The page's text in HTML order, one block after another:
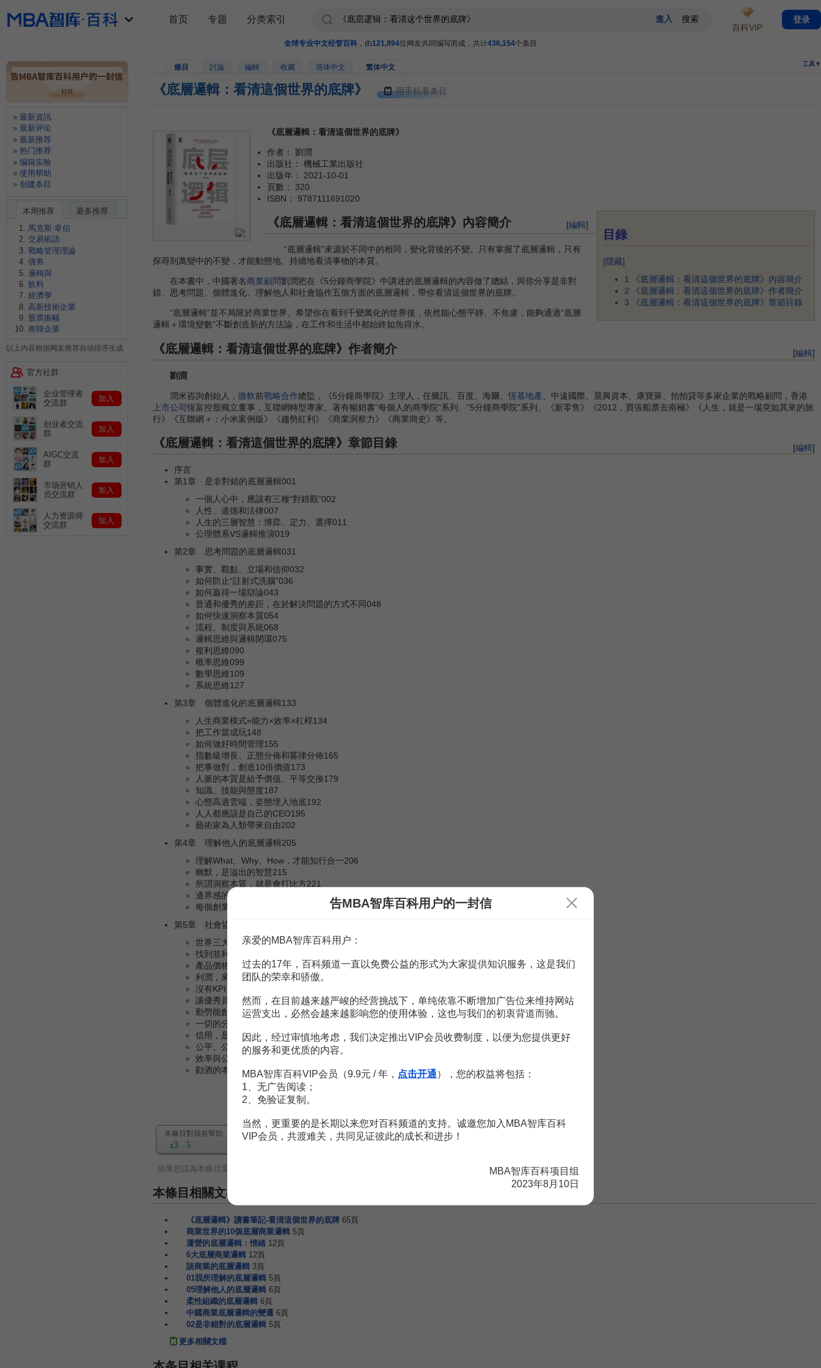
全球专业中文经管百科 ，由121,994位网友共同编写而成，共计436,154个条目
條目 討論 編輯 收藏 简体中文 繁体中文 工具▼
《底層邏輯：看清這個世界的底牌》 用手机看条目
《底層邏輯：看清這個世界的底牌》
作者： 劉潤
出版社： 機械工業出版社
出版年： 2021-10-01
頁數： 320
ISBN： 9787111691020
目錄
[隱藏]
1
《底層邏輯：看清這個世界的底牌》內容簡介
2
《底層邏輯：看清這個世界的底牌》作者簡介
3
《底層邏輯：看清這個世界的底牌》章節目錄
[編輯]
《底層邏輯：看清這個世界的底牌》內容簡介
“底層邏輯”來源於不同中的相同，變化背後的不變。只有掌握了底層邏輯，只有
探尋到萬變中的不變，才能動態地、持續地看清事物的本質。
在本書中，中國著名商業顧問劉潤把在《5分鐘商學院》中講述的底層邏輯的內容做了總結，與你分享是非對
錯、思考問題、個體進化、理解他人和社會協作五個方面的底層邏輯，帶你看清這個世界的底牌。
“底層邏輯”並不局限於商業世界。希望你在看到千變萬化的世界後，依然能心態平靜、不焦慮，能夠通過“底層
邏輯＋環境變數”不斷創造新的方法論，在工作和生活中都始終如魚得水。
[編輯]
《底層邏輯：看清這個世界的底牌》作者簡介
劉潤
潤米咨詢創始人， 微軟前戰略合作總監，《5分鐘商學院》主理人，任騰訊、百度、海爾、 恆基地產 、中遠國際、晨興資本、康寶萊、拍拍貸等多家企業的戰略顧問，香港
上市公司恆富控股獨立董事，互聯網轉型專家。著有暢銷書“每個人的商學院”系列、“5分鐘商學院”系列、《新零售》《2012，買張船票去南極》《人生，就是一場突如其來的旅
行》《互聯網＋：小米案例版》《趨勢紅利》《商業洞察力》《商業簡史》等。
[編輯]
《底層邏輯：看清這個世界的底牌》章節目錄
序言
第1章 是非對錯的底層邏輯001
一個人心中，應該有三種“對錯觀”002
人性、道德和法律007
人生的三層智慧：博弈、定力、選擇011
公理體系VS邏輯推演019
第2章 思考問題的底層邏輯031
事實、觀點、立場和信仰032
如何防止“註射式洗腦”036
如何贏得一場辯論043
普通和優秀的差距，在於解決問題的方式不同048
如何快速洞察本質054
流程、制度與系統068
邏輯思維與邏輯閉環075
複利思維090
概率思維099
數學思維109
系統思維127
第3章 個體進化的底層邏輯133
人生商業模式=能力×效率×杠桿134
把工作當成玩148
如何做好時間管理155
指數級增長、正態分佈和冪律分佈165
把事做對，創造10倍價值173
人脈的本質是給予價值、平等交換179
知識、技能與態度187
心態高過雲端，姿態埋入地底192
人人都應該是自己的CEO195
藝術家為人類帶來自由202
第4章 理解他人的底層邏輯205
理解What、Why、How，才能知行合一206
幽默，是溢出的智慧215
所謂洞察本質，就是會打比方221
邊界感的本質，是對所有權的認知229
每個創業者背後，都有大量多巴胺的支撐236
第5章 社會協作的底層邏輯245
世界三大法則：自然法則、族群法則、普遍法則246
找到並利用自己的戰略勢能252
產品價格到底應該由什麼決定259
利潤，來自沒有競爭266
沒有KPI，也能管好公司273
讓優秀員工成為事業合伙人282
勤勞能創富，但勤勞者能分到財富嗎292
一切的分錢方式，無外乎優先和劣後303
信用，是一個人的資產313
公平、公正與公開321
效率與公平326
勸酒的本質，是服從性測試334
本條目對我有幫助
5 赏 MBA智库APP
如果您認為本條目還有待完善，需要補充新內容或修改錯誤內容，請
本條目相關文檔
《底層邏輯》讀書筆記-看清這個世界的底牌 65頁
商業世界的10個底層商業邏輯 5頁
運營的底層邏輯：情緒 12頁
6大底層商業邏輯 12頁
談商業的底層邏輯 3頁
01我所理解的底層邏輯 5頁
05理解他人的底層邏輯 6頁
柔性組織的底層邏輯 6頁
中國商業底層邏輯的變遷 6頁
02是非錯對的底層邏輯 5頁
更多相關文檔
首页 专题 分类索引
百科VIP
登录
最新資訊
最新评论
最新推荐
热门推荐
编辑实验
使用帮助
创建条目
本周推荐
最多推荐
馬克斯·韋伯
交易術語
戰略管理理論
債券
邏輯與
飲料
經濟學
高新技術企業
股票振幅
南韓企業
以上内容根据网友推荐自动排序生成
官方社群
企业管理者
交流群
加入
创业者交流
群
加入
AIGC交流
群
加入
市场营销人
员交流群
加入
人力资源师
交流群
加入
告MBA智库百科用户的一封信
亲爱的MBA智库百科用户：
过去的17年，百科频道一直以免费公益的形式为大家提供知识服务，这是我们
团队的荣幸和骄傲。
然而，在目前越来越严峻的经营挑战下，单纯依靠不断增加广告位来维持网站
运营支出，必然会越来越影响您的使用体验，这也与我们的初衷背道而驰。
因此，经过审慎地考虑，我们决定推出VIP会员收费制度，以便为您提供更好
的服务和更优质的内容。
MBA智库百科VIP会员（9.9元 / 年， 点击开通），您的权益将包括：
1、无广告阅读；
2、免验证复制。
当然，更重要的是长期以来您对百科频道的支持。诚邀您加入MBA智库百科
VIP会员，共渡难关，共同见证彼此的成长和进步！
MBA智库百科项目组
2023年8月10日